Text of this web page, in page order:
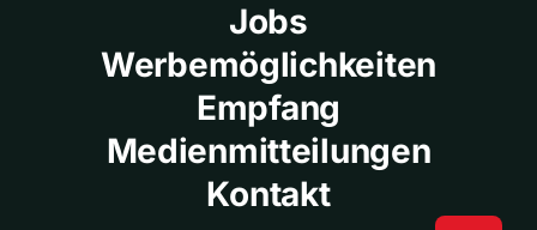
Jobs
Werbemöglichkeiten
Empfang
Medienmitteilungen
Kontakt